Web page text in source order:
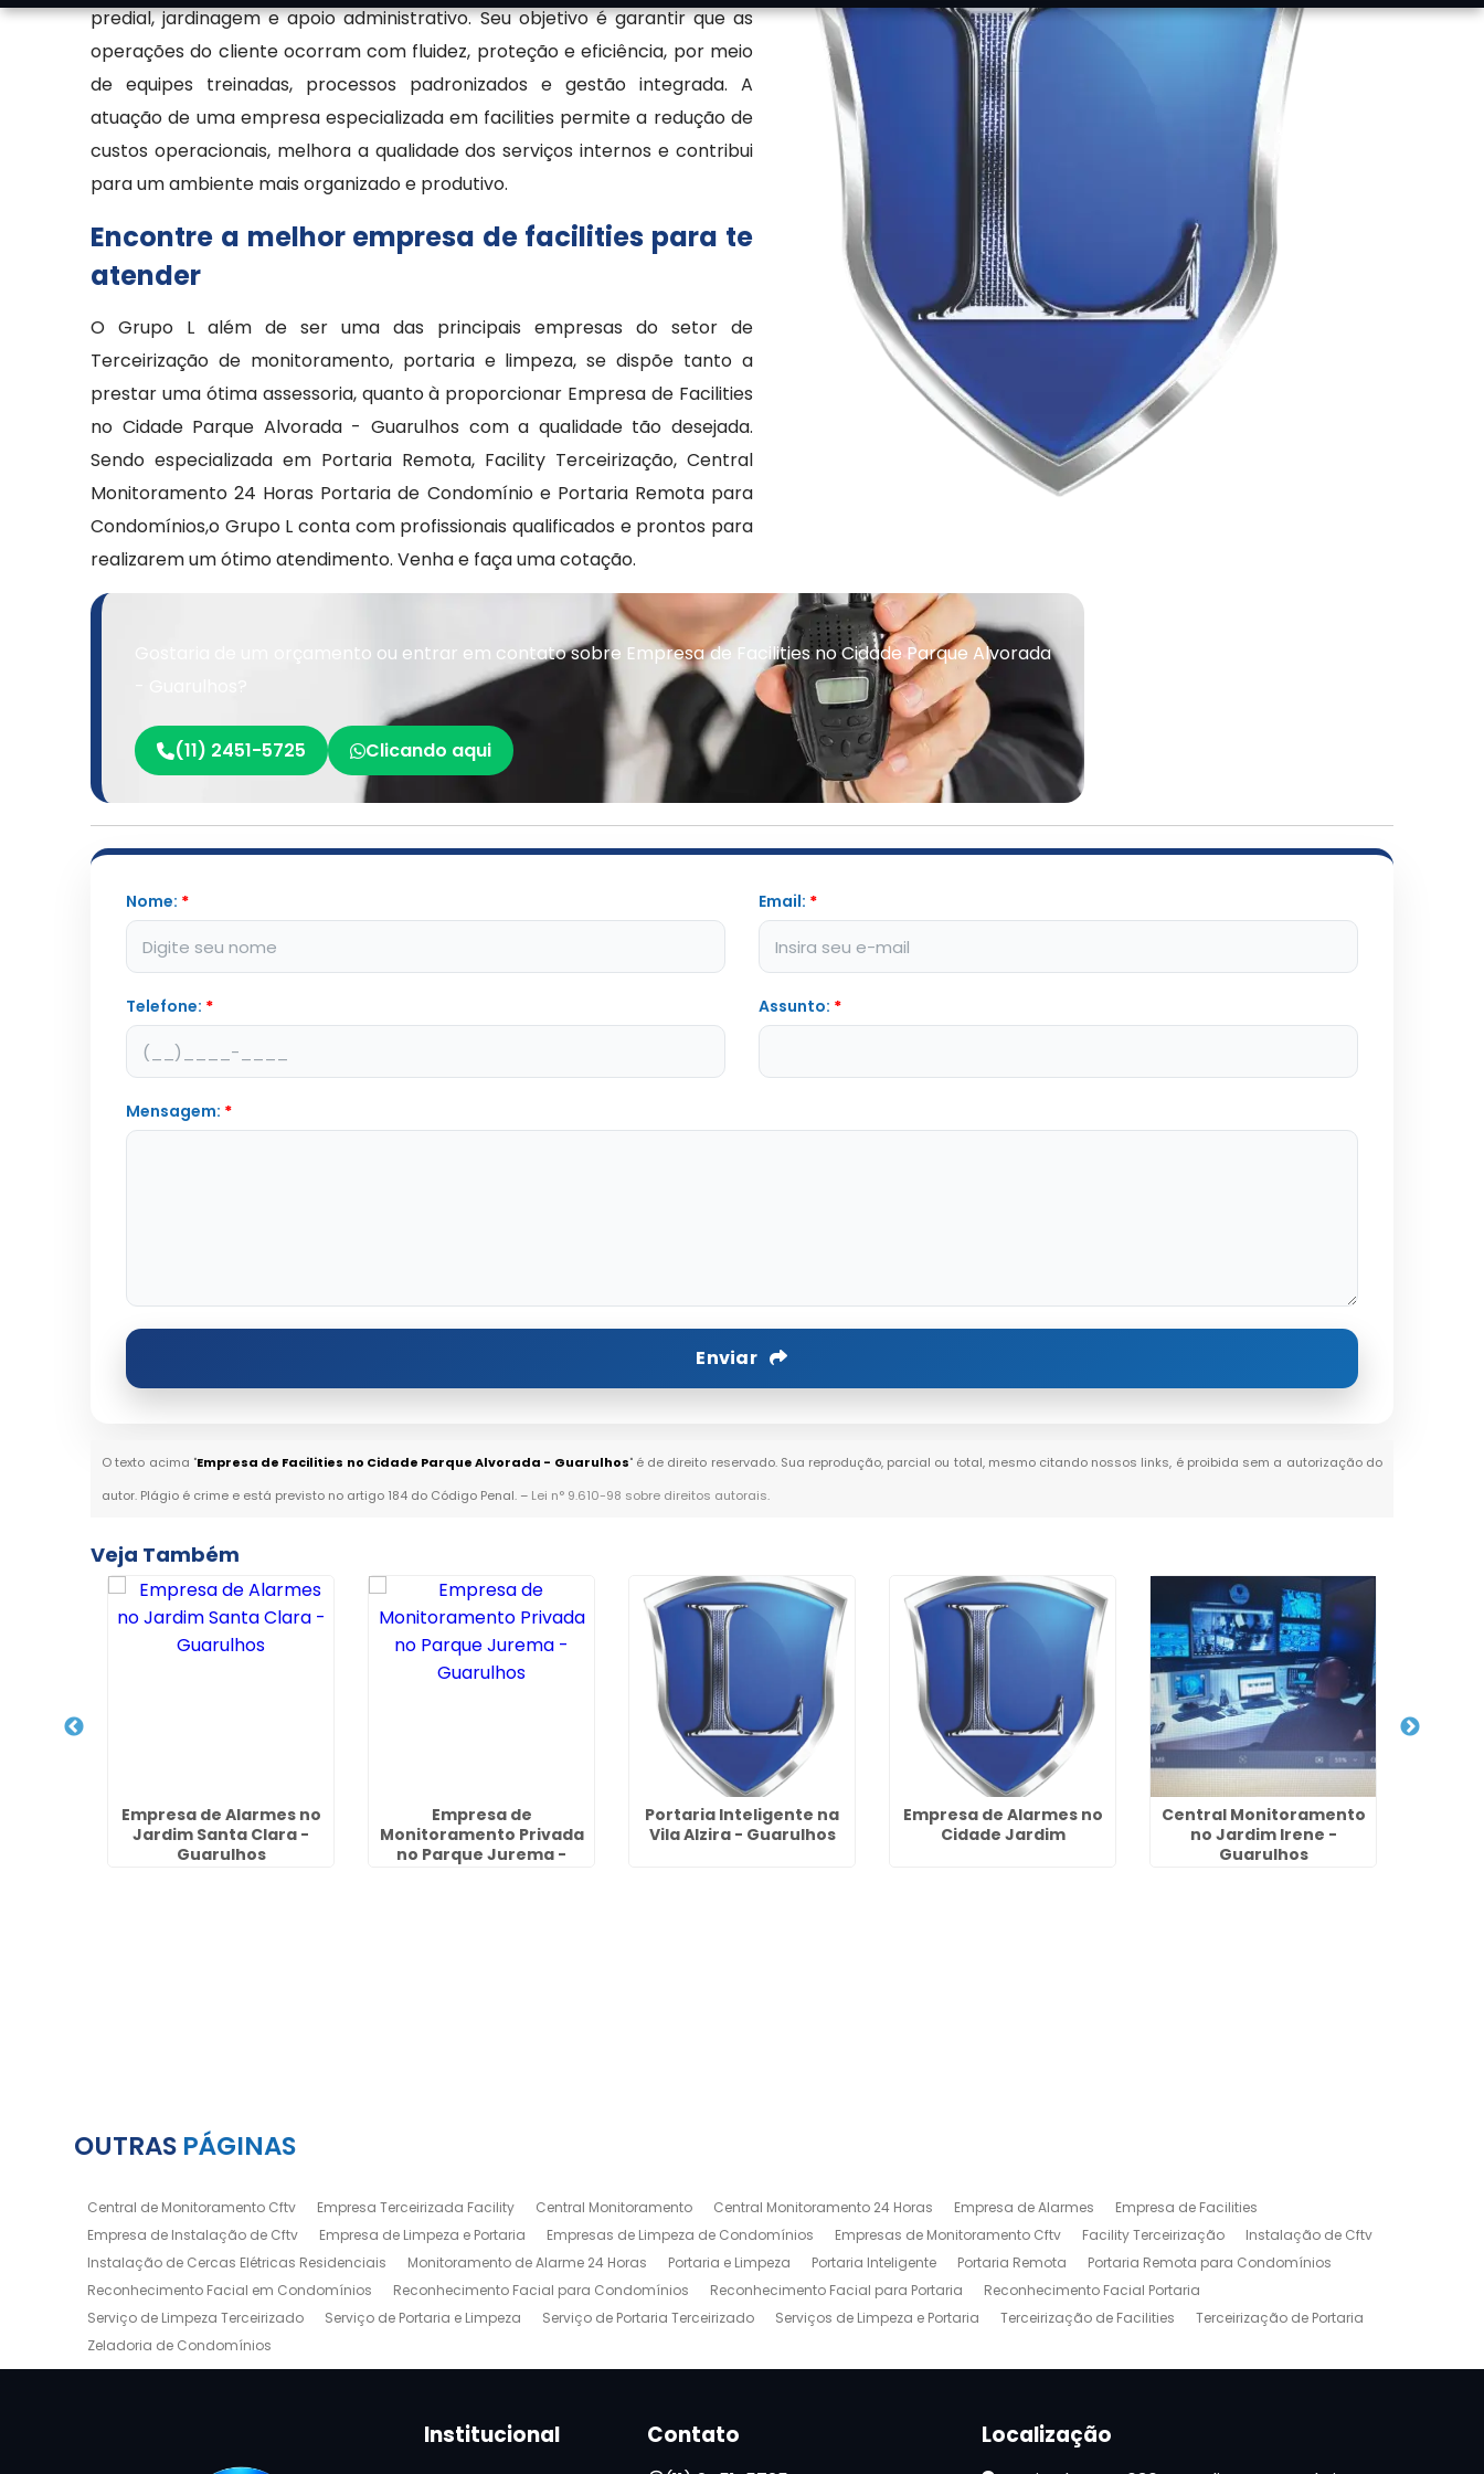
predial, jardinagem e apoio administrativo. Seu objetivo é garantir que as
operações do cliente ocorram com fluidez, proteção e eficiência, por meio
de equipes treinadas, processos padronizados e gestão integrada. A
atuação de uma empresa especializada em facilities permite a redução de
custos operacionais, melhora a qualidade dos serviços internos e contribui
para um ambiente mais organizado e produtivo.
Encontre a melhor empresa de facilities para te
atender
O Grupo L além de ser uma das principais empresas do setor de
Terceirização de monitoramento, portaria e limpeza, se dispõe tanto a
prestar uma ótima assessoria, quanto à proporcionar Empresa de Facilities
no Cidade Parque Alvorada - Guarulhos com a qualidade tão desejada.
Sendo especializada em Portaria Remota, Facility Terceirização, Central
Monitoramento 24 Horas Portaria de Condomínio e Portaria Remota para
Condomínios,o Grupo L conta com profissionais qualificados e prontos para
realizarem um ótimo atendimento. Venha e faça uma cotação.
Gostaria de um orçamento ou entrar em contato sobre Empresa de Facilities no Cidade Parque Alvorada
(11) 2451-5725 Clicando aqui
Nome: * Email: *
Telefone: * Assunto: *
Mensagem: *
Enviar
O texto acima "Empresa de Facilities no Cidade Parque Alvorada - Guarulhos" é de direito reservado. Sua reprodução, parcial ou total, mesmo citando nossos links, é proibida sem a autorização do
autor. Plágio é crime e está previsto no artigo 184 do Código Penal. – Lei n° 9.610-98 sobre direitos autorais.
Veja Também
Empresa de Alarmes no
Jardim Santa Clara -
Guarulhos
Empresa de
Monitoramento Privada
no Parque Jurema -
Portaria Inteligente na
Vila Alzira - Guarulhos
Empresa de Alarmes no
Cidade Jardim
Central Monitoramento
no Jardim Irene -
Guarulhos
OUTRAS PÁGINAS
Central de Monitoramento Cftv Empresa Terceirizada Facility Central Monitoramento Central Monitoramento 24 Horas Empresa de Alarmes
Empresa de Facilities
Empresa de Instalação de Cftv
Empresa de Limpeza e Portaria Empresas de Limpeza de Condomínios Empresas de Monitoramento Cftv Facility Terceirização
Instalação de Cftv
Instalação de Cercas Elétricas Residenciais
Monitoramento de Alarme 24 Horas Portaria e Limpeza Portaria Inteligente Portaria Remota
Portaria Remota para Condomínios
Reconhecimento Facial em Condomínios
Reconhecimento Facial para Condomínios Reconhecimento Facial para Portaria
Reconhecimento Facial Portaria
Serviço de Limpeza Terceirizado
Serviço de Portaria e Limpeza Serviço de Portaria Terceirizado Serviços de Limpeza e Portaria Terceirização de Facilities
Terceirização de Portaria
Zeladoria de Condomínios
Institucional Contato Localização